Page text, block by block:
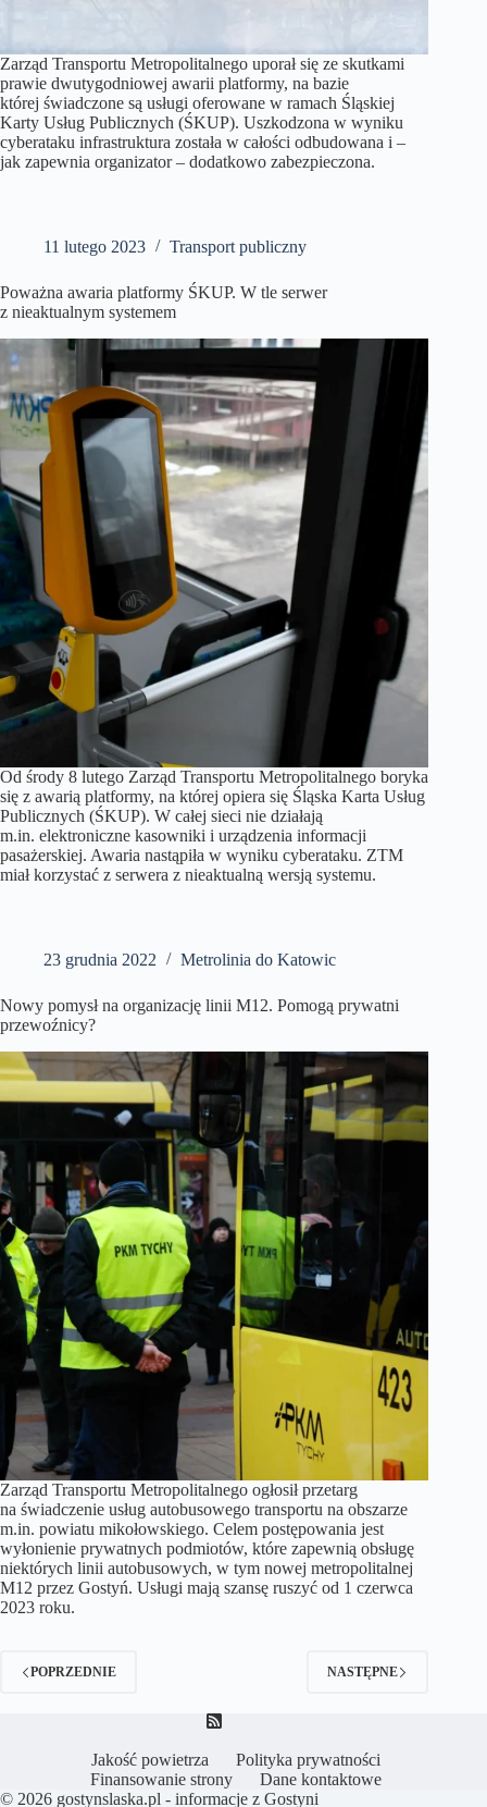
Zarząd Transportu Metropolitalnego uporał się ze skutkami
prawie dwutygodniowej awarii platformy, na bazie
której świadczone są usługi oferowane w ramach Śląskiej
Karty Usług Publicznych (ŚKUP). Uszkodzona w wyniku
cyberataku infrastruktura została w całości odbudowana i –
jak zapewnia organizator – dodatkowo zabezpieczona.
11 lutego 2023 Transport publiczny
Poważna awaria platformy ŚKUP. W tle serwer
z nieaktualnym systemem
Od środy 8 lutego Zarząd Transportu Metropolitalnego boryka
się z awarią platformy, na której opiera się Śląska Karta Usług
Publicznych (ŚKUP). W całej sieci nie działają
m.in. elektroniczne kasowniki i urządzenia informacji
pasażerskiej. Awaria nastąpiła w wyniku cyberataku. ZTM
miał korzystać z serwera z nieaktualną wersją systemu.
23 grudnia 2022 Metrolinia do Katowic
Nowy pomysł na organizację linii M12. Pomogą prywatni
przewoźnicy?
Zarząd Transportu Metropolitalnego ogłosił przetarg
na świadczenie usług autobusowego transportu na obszarze
m.in. powiatu mikołowskiego. Celem postępowania jest
wyłonienie prywatnych podmiotów, które zapewnią obsługę
niektórych linii autobusowych, w tym nowej metropolitalnej
M12 przez Gostyń. Usługi mają szansę ruszyć od 1 czerwca
2023 roku.
POPRZEDNIE NASTĘPNE
Jakość powietrza
Polityka prywatności
Finansowanie strony
Dane kontaktowe
© 2026 gostynslaska.pl - informacje z Gostyni